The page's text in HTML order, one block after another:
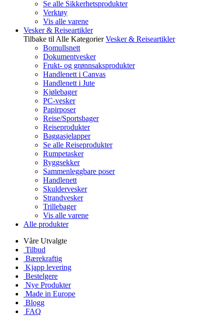
Se alle Sikkerhetsprodukter
Verktøy
Vis alle varene
Vesker & Reiseartikler
Tilbake til Alle Kategorier Vesker & Reiseartikler
Bomullsnett
Dokumentvesker
Frukt- og grønnsaksprodukter
Handlenett i Canvas
Handlenett i Jute
Kjølebager
PC-vesker
Papirposer
Reise/Sportsbager
Reiseprodukter
Baggasjelapper
Se alle Reiseprodukter
Rumpetasker
Ryggsekker
Sammenleggbare poser
Handlenett
Skuldervesker
Strandvesker
Trillebager
Vis alle varene
Alle produkter
Våre Utvalgte
Tilbud
Bærekraftig
Kjapp levering
Bestelgere
Nye Produkter
Made in Europe
Blogg
FAQ